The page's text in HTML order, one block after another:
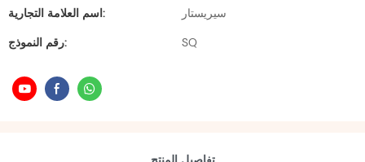
اسم العلامة التجارية:
سيريستار
رقم النموذج:
SQ